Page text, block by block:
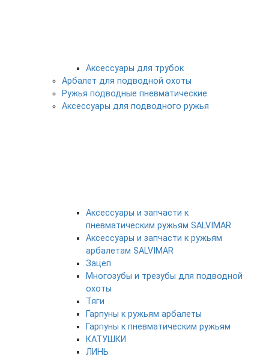
Аксессуары для трубок
Арбалет для подводной охоты
Ружья подводные пневматические
Аксессуары для подводного ружья
Аксессуары и запчасти к
пневматическим ружьям SALVIMAR
Аксессуары и запчасти к ружьям
арбалетам SALVIMAR
Зацеп
Многозубы и трезубы для подводной
охоты
Тяги
Гарпуны к ружьям арбалеты
Гарпуны к пневматическим ружьям
КАТУШКИ
ЛИНЬ